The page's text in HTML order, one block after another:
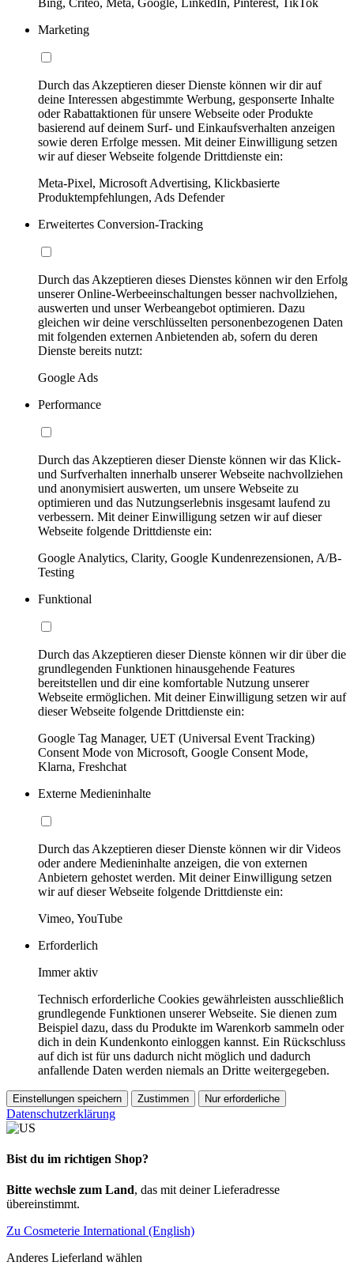
Marketing
Durch das Akzeptieren dieser Dienste können wir dir auf
deine Interessen abgestimmte Werbung, gesponserte Inhalte
oder Rabattaktionen für unsere Webseite oder Produkte
basierend auf deinem Surf- und Einkaufsverhalten anzeigen
sowie deren Erfolge messen. Mit deiner Einwilligung setzen
wir auf dieser Webseite folgende Drittdienste ein:
Meta-Pixel, Microsoft Advertising, Klickbasierte
Produktempfehlungen, Ads Defender
Erweitertes Conversion-Tracking
Durch das Akzeptieren dieses Dienstes können wir den Erfolg
unserer Online-Werbeeinschaltungen besser nachvollziehen,
auswerten und unser Werbeangebot optimieren. Dazu
gleichen wir deine verschlüsselten personenbezogenen Daten
mit folgenden externen Anbietenden ab, sofern du deren
Dienste bereits nutzt:
Google Ads
Performance
Durch das Akzeptieren dieser Dienste können wir das Klick-
und Surfverhalten innerhalb unserer Webseite nachvollziehen
und anonymisiert auswerten, um unsere Webseite zu
optimieren und das Nutzungserlebnis insgesamt laufend zu
verbessern. Mit deiner Einwilligung setzen wir auf dieser
Webseite folgende Drittdienste ein:
Google Analytics, Clarity, Google Kundenrezensionen, A/B-
Testing
Funktional
Durch das Akzeptieren dieser Dienste können wir dir über die
grundlegenden Funktionen hinausgehende Features
bereitstellen und dir eine komfortable Nutzung unserer
Webseite ermöglichen. Mit deiner Einwilligung setzen wir auf
dieser Webseite folgende Drittdienste ein:
Google Tag Manager, UET (Universal Event Tracking)
Consent Mode von Microsoft, Google Consent Mode,
Klarna, Freshchat
Externe Medieninhalte
Durch das Akzeptieren dieser Dienste können wir dir Videos
oder andere Medieninhalte anzeigen, die von externen
Anbietern gehostet werden. Mit deiner Einwilligung setzen
wir auf dieser Webseite folgende Drittdienste ein:
Vimeo, YouTube
Erforderlich
Immer aktiv
Technisch erforderliche Cookies gewährleisten ausschließlich
grundlegende Funktionen unserer Webseite. Sie dienen zum
Beispiel dazu, dass du Produkte im Warenkorb sammeln oder
dich in dein Kundenkonto einloggen kannst. Ein Rückschluss
auf dich ist für uns dadurch nicht möglich und dadurch
anfallende Daten werden niemals an Dritte weitergegeben.
Einstellungen speichern Zustimmen Nur erforderliche
Datenschutzerklärung
Bist du im richtigen Shop?
Bitte wechsle zum Land, das mit deiner Lieferadresse
übereinstimmt.
Zu Cosmeterie International (English)
Anderes Lieferland wählen